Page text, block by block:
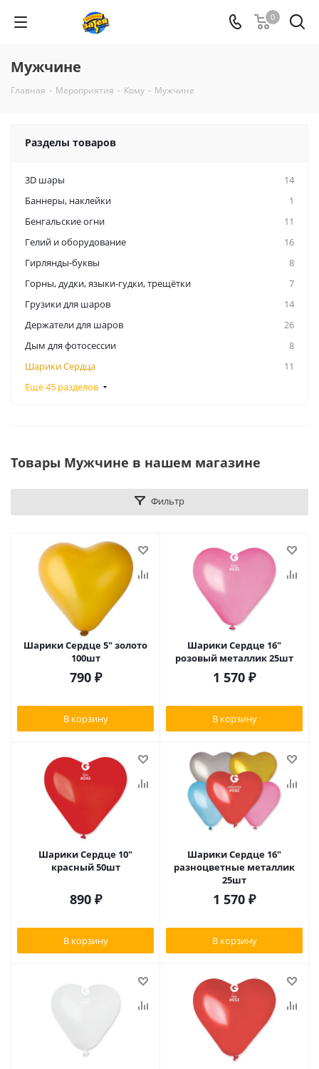
0
Мужчине
Главная - Мероприятия - Кому - Мужчине
Разделы товаров
3D шары
14
Баннеры, наклейки
1
Бенгальские огни
11
Гелий и оборудование
16
Гирлянды-буквы
8
Горны, дудки, языки-гудки, трещётки
7
Грузики для шаров
14
Держатели для шаров
26
Дым для фотосессии
8
Шарики Сердца
11
Ещё 45 разделов
Товары Мужчине в нашем магазине
Фильтр
Шарики Сердце 5" золото
100шт
790₽
В корзину
Шарики Сердце 16"
розовый металлик 25шт
1 570 ₽
В корзину
Шарики Сердце 10"
красный 50шт
890₽
В корзину
Шарики Сердце 16"
разноцветные металлик
25шт
1 570 ₽
В корзину